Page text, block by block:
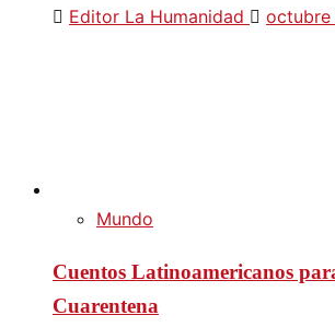
Editor La Humanidad
Mundo
Cuentos Latinoamericanos
Cuarentena